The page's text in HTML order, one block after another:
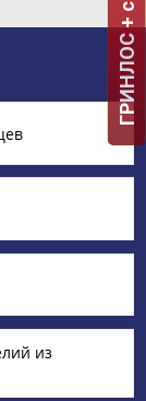
из